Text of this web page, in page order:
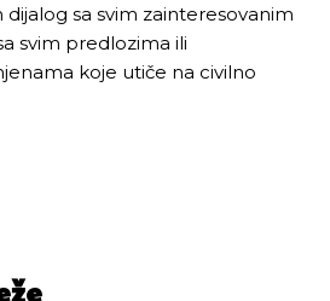
sa svim zainteresovanim
svim predlozima ili
koje utiče na civilno